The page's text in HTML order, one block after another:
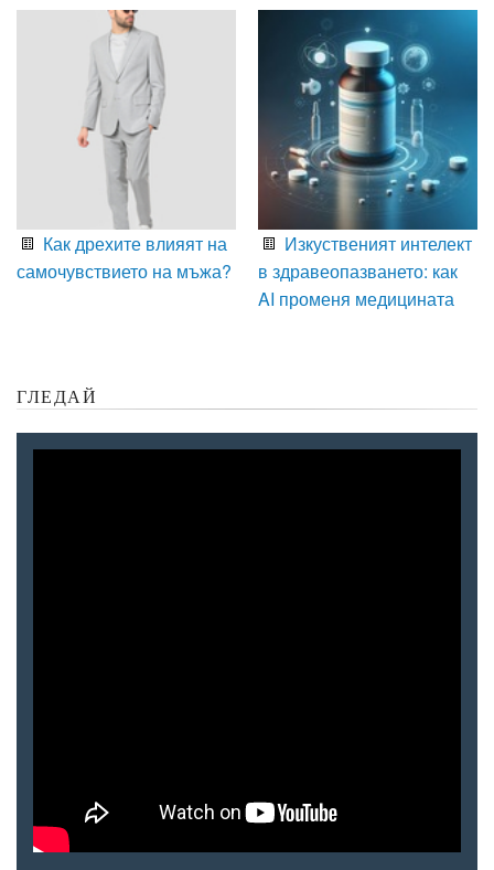
Как дрехите влияят на
самочувствието на мъжа?
Изкуственият интелект
в здравеопазването: как
AI променя медицината
ГЛЕДАЙ